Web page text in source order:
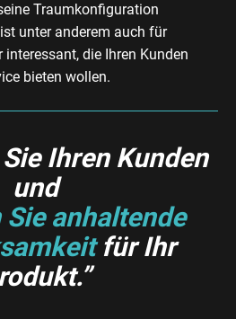
Traumkonfiguration
unter anderem auch für
die Ihren Kunden
bieten wollen.
Ihren Kunden
und
anhaltende
für Ihr